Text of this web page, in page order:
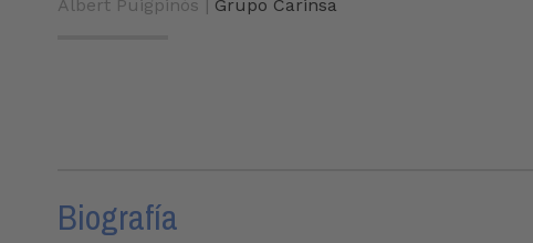
Albert Puigpinós | Grupo Carinsa
Biografía